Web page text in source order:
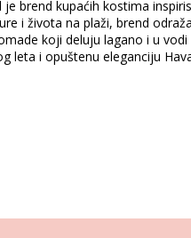
L (7899810394491)
de Sol Bottom
je brend kupaćih kostima
i života na plaži, brend
koji deluju lagano i u
leta i opuštenu eleganciju